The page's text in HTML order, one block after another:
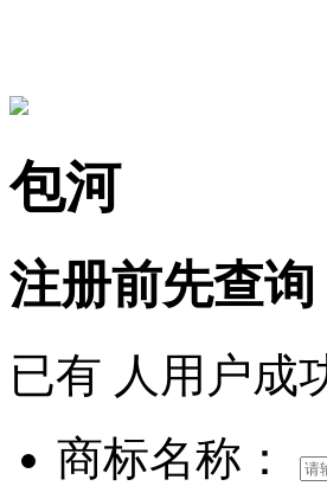
包河
注册前先查询
已有 人用户成
商标名称：